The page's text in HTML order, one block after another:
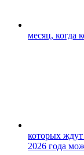
месяц, когда
которых
2026 года